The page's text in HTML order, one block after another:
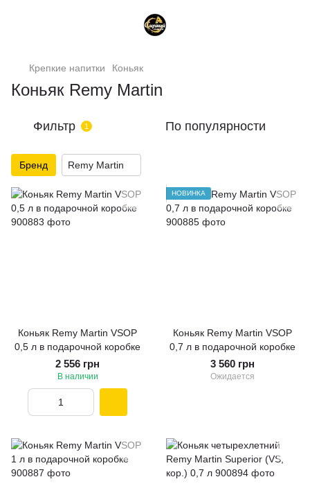
Крепкие напитки Коньяк
Коньяк Remy Martin
Фильтр 1 По популярности
Бренд Remy Martin
Коньяк Remy Martin VSOP
0,5 л в подарочной коробке
2 556 грн
В наличии
НОВИНКА
Коньяк Remy Martin VSOP
0,7 л в подарочной коробке
3 560 грн
Ожидается